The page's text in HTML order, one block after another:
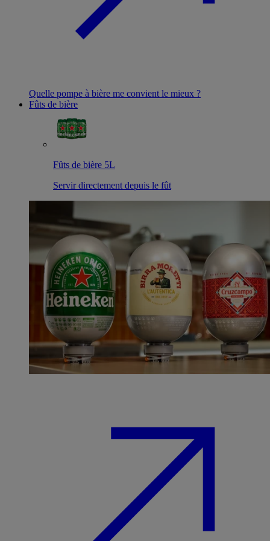
Quelle pompe à bière me convient le mieux ?
Fûts de bière
Fûts de bière 5L
Servir directement depuis le fût